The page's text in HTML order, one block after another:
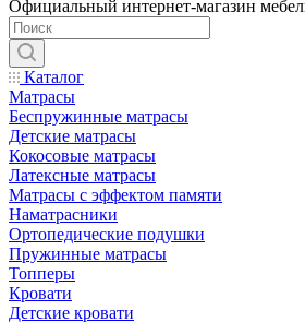
Официальный интернет-магазин
Каталог
Матрасы
Беспружинные матрасы
Детские матрасы
Кокосовые матрасы
Латексные матрасы
Матрасы с эффектом памяти
Наматрасники
Ортопедические подушки
Пружинные матрасы
Топперы
Кровати
Детские кровати